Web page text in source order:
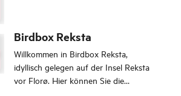
Birdbox Reksta
Willkommen in Birdbox Reksta,
idyllisch gelegen auf der Insel Reksta
vor Florø. Hier können Sie die